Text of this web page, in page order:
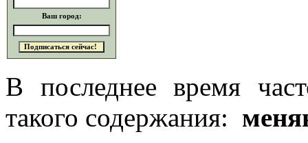
Ваш город:
В последнее время
такого содержания: